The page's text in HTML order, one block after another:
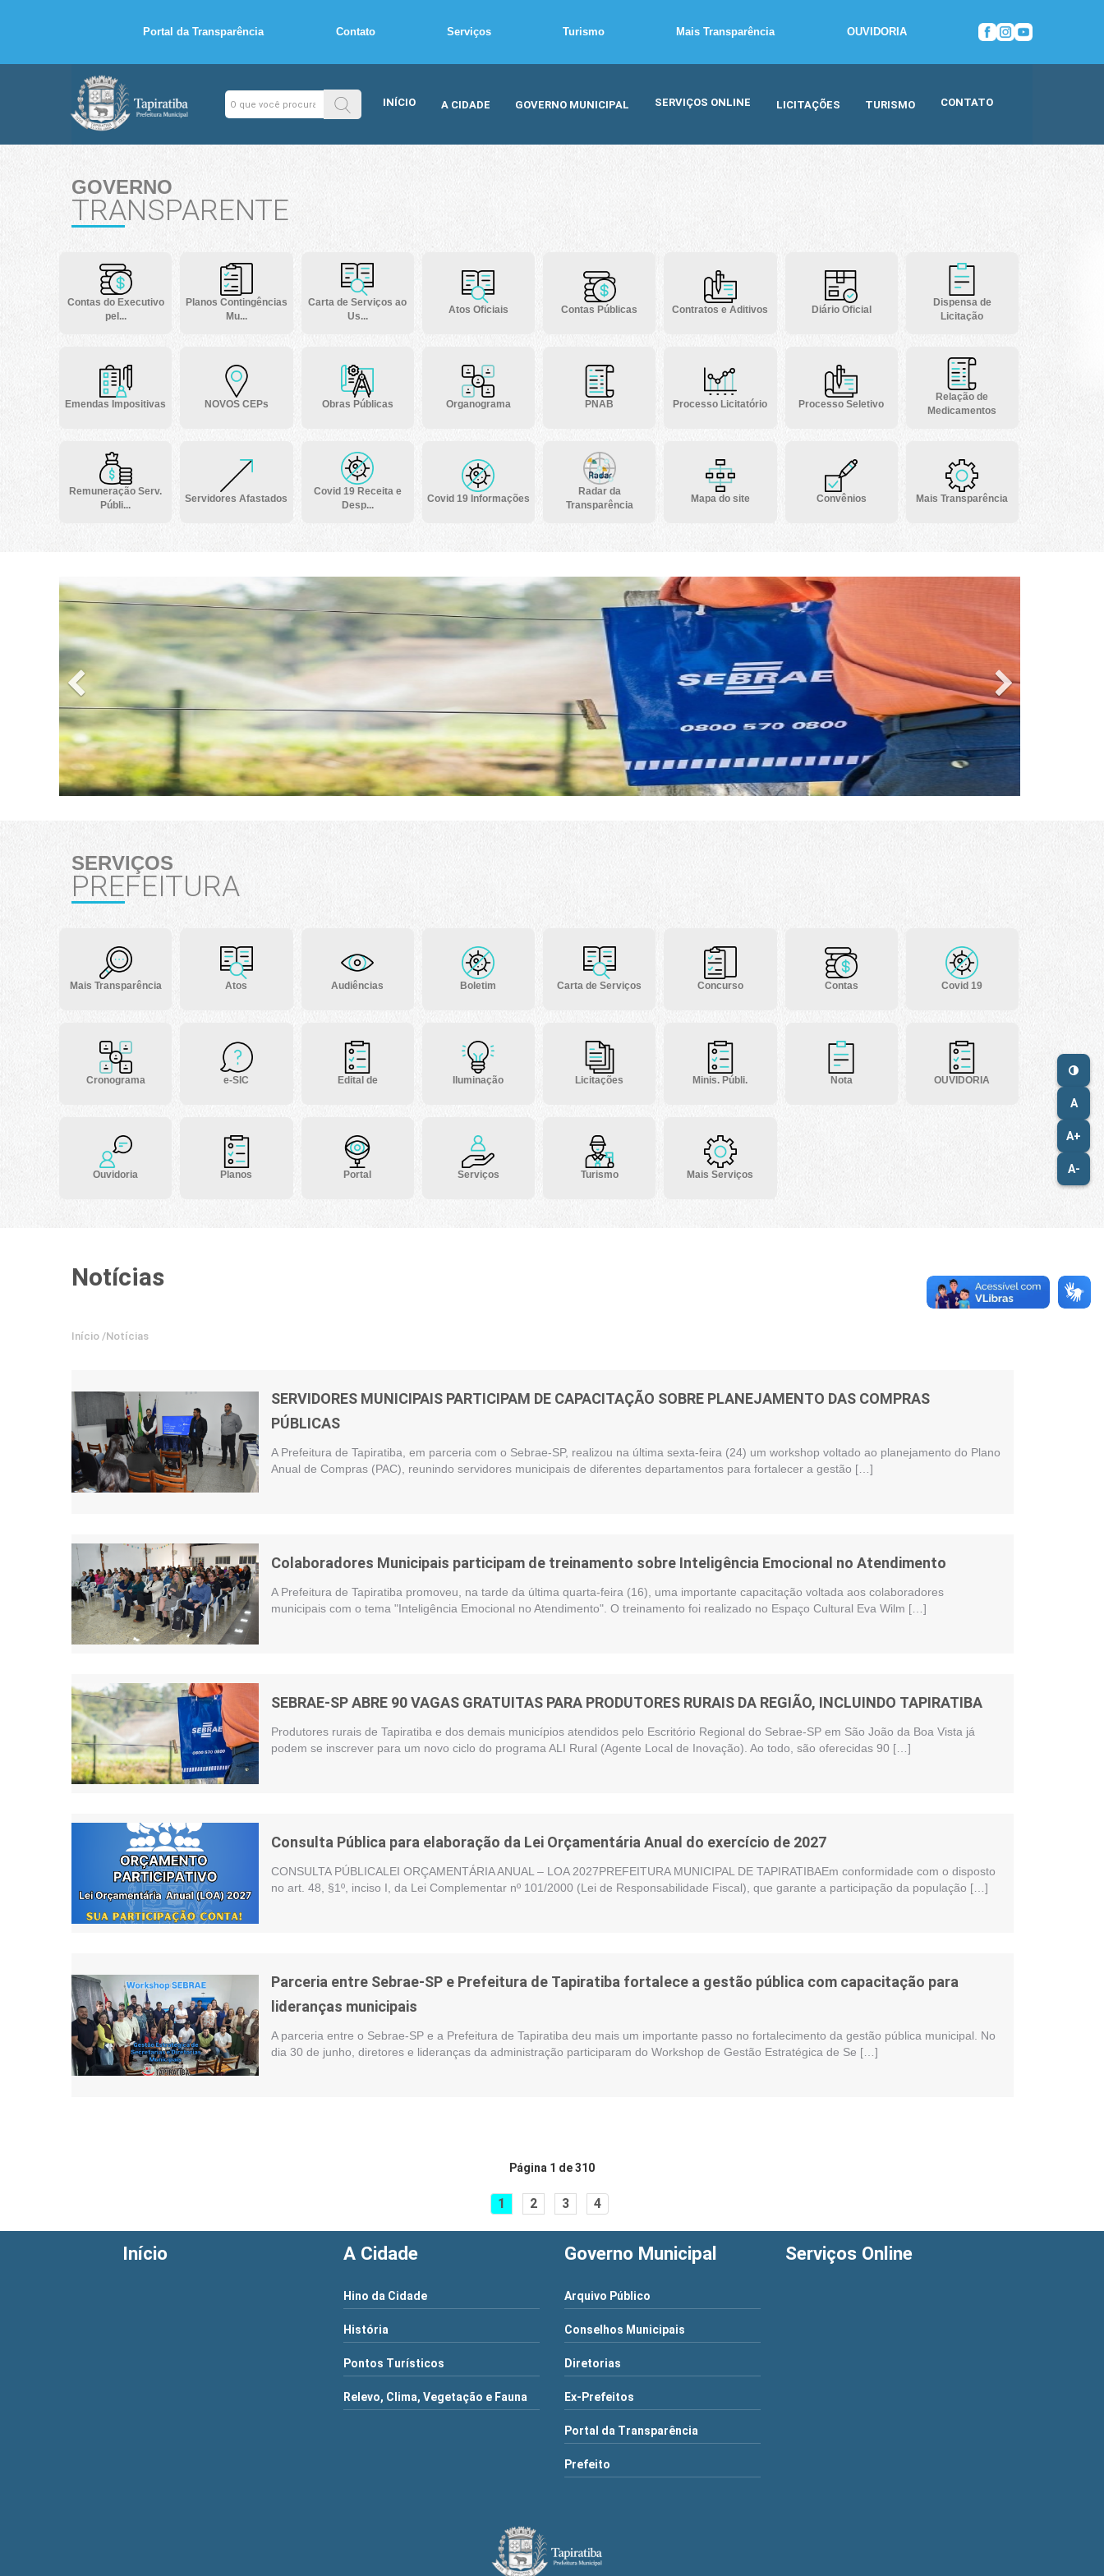
Portal da Transparência Contato Serviços Turismo Mais Transparência OUVIDORIA
INÍCIO A CIDADE GOVERNO MUNICIPAL SERVIÇOS ONLINE LICITAÇÕES TURISMO CONTATO
A
A+
A-
GOVERNO
TRANSPARENTE
Contas do Executivo
pel...
Planos Contingências
Mu...
Carta de Serviços ao
Us...
Atos Oficiais Contas Públicas Contratos e Aditivos Diário Oficial
Dispensa de
Licitação
Emendas Impositivas NOVOS CEPs Obras Públicas Organograma PNAB Processo Licitatório Processo Seletivo
Relação de
Medicamentos
Remuneração Serv.
Públi...
Servidores Afastados
Covid 19 Receita e
Desp...
Covid 19 Informações
Radar da
Transparência
Mapa do site Convênios Mais Transparência
Previous Next
SERVIÇOS
PREFEITURA
Mais Transparência Atos Audiências Boletim Carta de Serviços Concurso Contas Covid 19
Cronograma e-SIC Edital de Iluminação Licitações Minis. Públi. Nota OUVIDORIA
Ouvidoria Planos Portal Serviços Turismo Mais Serviços
Notícias
Início /Notícias
SERVIDORES MUNICIPAIS PARTICIPAM DE CAPACITAÇÃO SOBRE PLANEJAMENTO DAS COMPRAS
PÚBLICAS
A Prefeitura de Tapiratiba, em parceria com o Sebrae-SP, realizou na última sexta-feira (24) um workshop voltado ao planejamento do Plano
Anual de Compras (PAC), reunindo servidores municipais de diferentes departamentos para fortalecer a gestão […]
Colaboradores Municipais participam de treinamento sobre Inteligência Emocional no Atendimento
A Prefeitura de Tapiratiba promoveu, na tarde da última quarta-feira (16), uma importante capacitação voltada aos colaboradores
municipais com o tema "Inteligência Emocional no Atendimento". O treinamento foi realizado no Espaço Cultural Eva Wilm […]
SEBRAE-SP ABRE 90 VAGAS GRATUITAS PARA PRODUTORES RURAIS DA REGIÃO, INCLUINDO TAPIRATIBA
Produtores rurais de Tapiratiba e dos demais municípios atendidos pelo Escritório Regional do Sebrae-SP em São João da Boa Vista já
podem se inscrever para um novo ciclo do programa ALI Rural (Agente Local de Inovação). Ao todo, são oferecidas 90 […]
Consulta Pública para elaboração da Lei Orçamentária Anual do exercício de 2027
CONSULTA PÚBLICALEI ORÇAMENTÁRIA ANUAL – LOA 2027PREFEITURA MUNICIPAL DE TAPIRATIBAEm conformidade com o disposto
no art. 48, §1º, inciso I, da Lei Complementar nº 101/2000 (Lei de Responsabilidade Fiscal), que garante a participação da população […]
Parceria entre Sebrae-SP e Prefeitura de Tapiratiba fortalece a gestão pública com capacitação para
lideranças municipais
A parceria entre o Sebrae-SP e a Prefeitura de Tapiratiba deu mais um importante passo no fortalecimento da gestão pública municipal. No
dia 30 de junho, diretores e lideranças da administração participaram do Workshop de Gestão Estratégica de Se […]
Página 1 de 310
1 2 3 4
Início A Cidade
Hino da Cidade
História
Pontos Turísticos
Relevo, Clima, Vegetação e Fauna
Governo Municipal
Arquivo Público
Conselhos Municipais
Diretorias
Ex-Prefeitos
Portal da Transparência
Prefeito
Serviços Online